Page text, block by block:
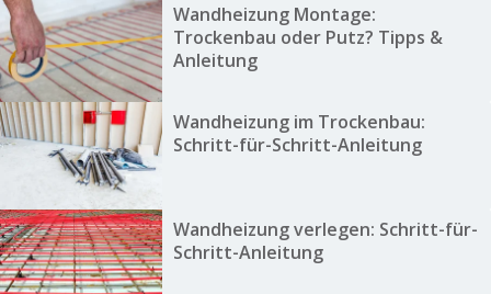
Wandheizung Montage:
Trockenbau oder Putz? Tipps &
Anleitung
Wandheizung im Trockenbau:
Schritt-für-Schritt-Anleitung
Wandheizung verlegen: Schritt-für-
Schritt-Anleitung